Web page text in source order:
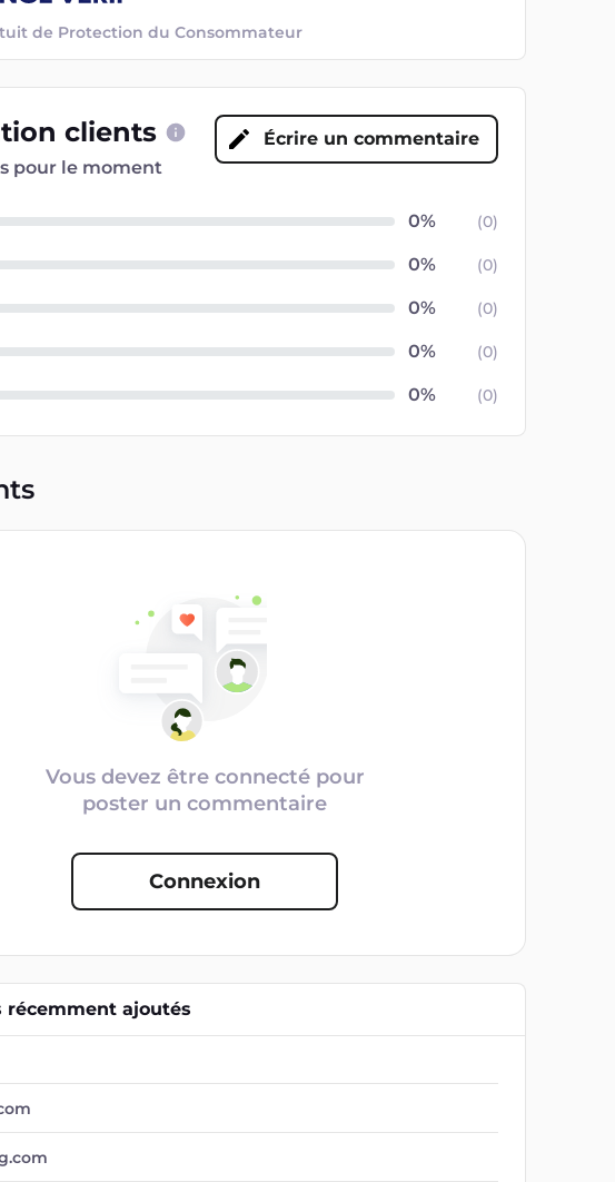
de Protection du Consommateur
clients
pour le moment
Écrire un commentaire
(0)
(0)
(0)
(0)
(0)
Vous devez être connecté pour
poster un commentaire
Connexion
récemment ajoutés